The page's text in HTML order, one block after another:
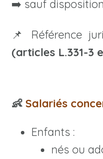
➡️ sauf
📌 Référence
(articles L.331-3
👶 Salariés
Enfants :
nés ou